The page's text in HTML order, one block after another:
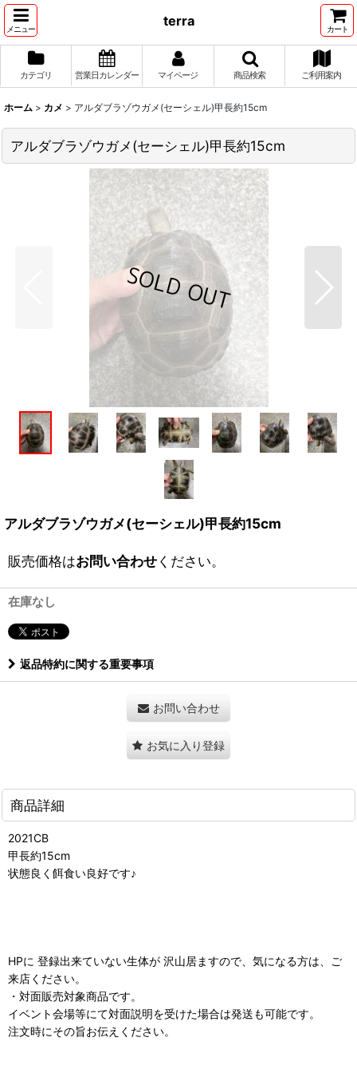
メニュー
terra
カート
カテゴリ 営業日カレンダー マイページ 商品検索 ご利用案内
ホーム > カメ > アルダブラゾウガメ(セーシェル)甲長約15cm
アルダブラゾウガメ(セーシェル)甲長約15cm
アルダブラゾウガメ(セーシェル)甲長約15cm
販売価格はお問い合わせください。
在庫なし
返品特約に関する重要事項
お問い合わせ
お気に入り登録
商品詳細
2021CB
甲長約15cm
状態良く餌食い良好です♪
HPに 登録出来ていない生体が 沢山居ますので、気になる方は、ご
来店ください。
・対面販売対象商品です。
イベント会場等にて対面説明を受けた場合は発送も可能です。
注文時にその旨お伝えください。